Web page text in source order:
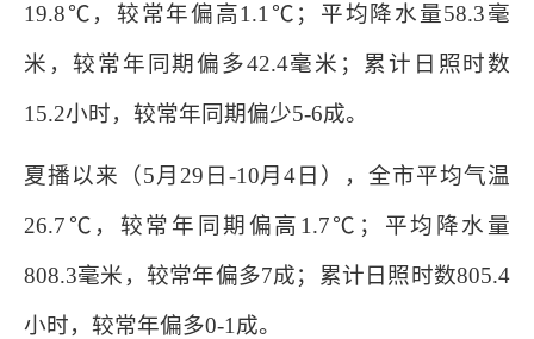
19.8℃，较常年偏高1.1℃；平均降水量58.3毫
米，较常年同期偏多42.4毫米；累计日照时数
15.2小时，较常年同期偏少5-6成。
夏播以来（5月29日-10月4日），全市平均气温
26.7℃，较常年同期偏高1.7℃；平均降水量
808.3毫米，较常年偏多7成；累计日照时数805.4
小时，较常年偏多0-1成。